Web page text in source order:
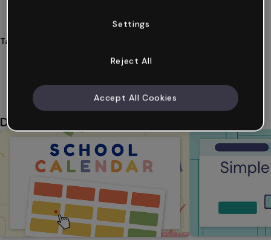
Tags
Mehr anzeigen (23)
Das könnte dir auch gefallen
Settings
Reject All
Accept All Cookies